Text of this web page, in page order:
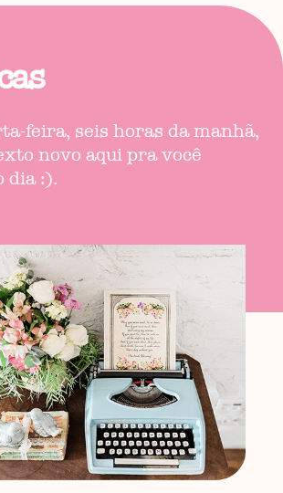
feira, seis horas da manhã,
novo aqui pra você
dia :).